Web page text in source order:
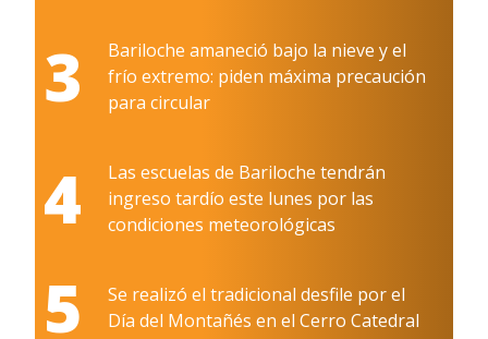
3
Bariloche amaneció bajo la nieve y el
frío extremo: piden máxima precaución
para circular
4
Las escuelas de Bariloche tendrán
ingreso tardío este lunes por las
condiciones meteorológicas
5
Se realizó el tradicional desfile por el
Día del Montañés en el Cerro Catedral